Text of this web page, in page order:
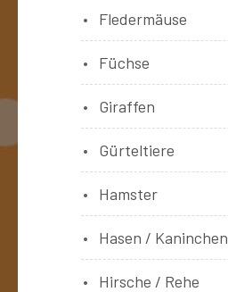
Fledermäuse
Füchse
Giraffen
Gürteltiere
Hamster
Hasen / Kaninchen
Hirsche / Rehe